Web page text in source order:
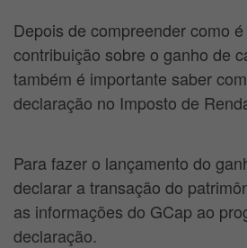
Depois de compreender como
contribuição sobre o ganho de
também é importante saber
declaração no Imposto de
Para fazer o lançamento do
declarar a transação do
as informações do GCap ao
declaração.